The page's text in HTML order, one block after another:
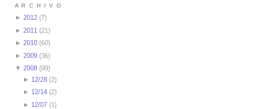
A R C H I V O
► 2012 (7)
► 2011 (21 )
► 2010 (60)
► 2009 (36)
▼ 2008 (99)
► 12/28(2)
► 12/14(2)
► 12/07(1)